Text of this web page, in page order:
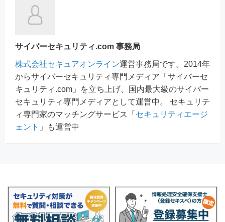
サイバーセキュリティ.com 事務局
株式会社セキュアオンライン運営事務局です。2014年
からサイバーセキュリティ専門メディア「サイバーセ
キュリティ.com」を立ち上げ、国内最大級のサイバー
セキュリティ専門メディアとして運営中。 セキュリテ
ィ専門家のマッチングサービス「 セキュリティエージ
ェント 」も運営中